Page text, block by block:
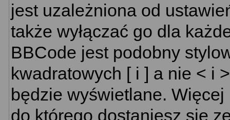
jest uzależniona od
także wyłączać go dla
BBCode jest podobny
kwadratowych [ i ] a nie < i
będzie wyświetlane.
do którego dostaniesz się